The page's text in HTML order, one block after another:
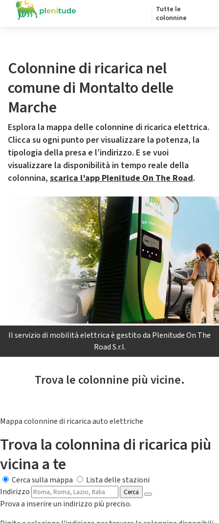
Tutte le
colonnine
Colonnine di ricarica nel
comune di Montalto delle
Marche
Esplora la mappa delle colonnine di ricarica elettrica.
Clicca su ogni punto per visualizzare la potenza, la
tipologia della presa e l’indirizzo. E se vuoi
visualizzare la disponibilità in tempo reale della
colonnina, scarica l’app Plenitude On The Road.
Il servizio di mobilità elettrica è gestito da Plenitude On The
Road S.r.l.
Trova le colonnine più vicine.
Mappa colonnine di ricarica auto elettriche
Trova la colonnina di ricarica più
vicina a te
Cerca sulla mappa
Lista delle stazioni
Indirizzo
Cerca
Prova a inserire un indirizzo più preciso.